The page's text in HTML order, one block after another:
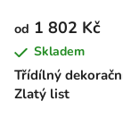
Třídílný
Zlatý list
od 1 802 Kč
Skladem